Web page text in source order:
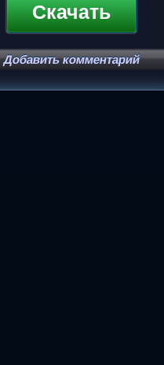
Скачать
Добавить комментарий